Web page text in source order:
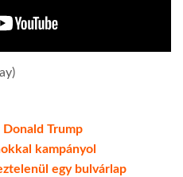
Trump
kampányol
egy bulvárlap